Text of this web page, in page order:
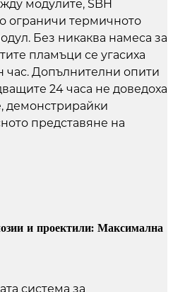
модулите, SBH
ограничи термичното
Без никаква намеса за
пламъци се угасиха
час. Допълнителни опити
24 часа не доведоха
демонстрирайки
представяне на
и проектили: Максимална
система за